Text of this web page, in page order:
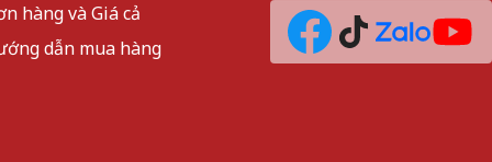
hàng và Giá cả
dẫn mua hàng